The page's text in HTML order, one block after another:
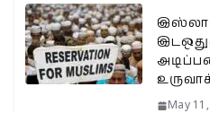
May